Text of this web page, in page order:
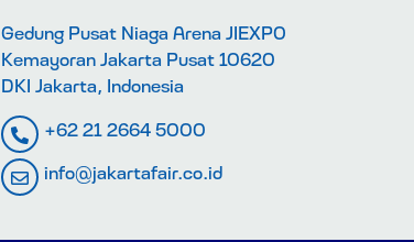
Gedung Pusat Niaga Arena JIEXPO
Kemayoran Jakarta Pusat 10620
DKI Jakarta, Indonesia
+62 21 2664 5000
info@jakartafair.co.id